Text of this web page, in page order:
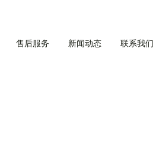
售后服务 新闻动态 联系我们
售后服务 新闻动态 联系我们